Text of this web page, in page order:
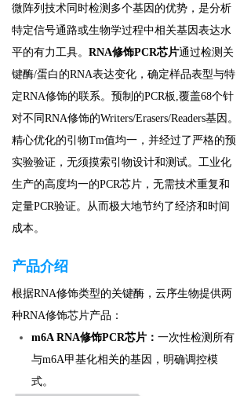
微阵列技术同时检测多个基因的优势，是分析
特定信号通路或生物学过程中相关基因表达水
平的有力工具。 RNA修饰PCR芯片通过检测关
键酶/蛋白的RNA表达变化，确定样品表型与特
定RNA修饰的联系。预制的PCR板,覆盖68个针
对不同RNA修饰的Writers/Erasers/Readers基因。
精心优化的引物Tm值均一，并经过了严格的预
实验验证，无须摸索引物设计和测试。工业化
生产的高度均一的PCR芯片，无需技术重复和
定量PCR验证。从而极大地节约了经济和时间
成本。
产品介绍
根据RNA修饰类型的关键酶，云序生物提供两
种RNA修饰芯片产品：
m6A RNA修饰PCR芯片： 一次性检测所有
与m6A甲基化相关的基因，明确调控模
式。